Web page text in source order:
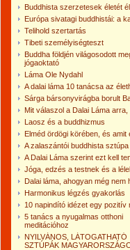
Buddhista szerzetesek életét
Európa sivatagi buddhistái: a
Telihold szertartás
Tibeti személyiségteszt
Buddha földjén világosodott
jógaoktató
Láma Ole Nydahl
A dalai láma 10 tanácsa az
Sárga bársonyvirágba borult
Mit válaszol a Dalai Láma arra,
Laosz és a buddhizmus
Elméd ördögi körében, és amit
A zalaszántói buddhista sztúpa
A Dalai Láma szerint ezt kell
Jóga, edzés a testnek és a
Dalai láma, ahogyan még nem
Harmonikus légzés gyakorlás
10 napindító idézet egy pozitív
5 tanács a nyugalmas otthoni
meditációhoz
NYILVÁNOS, LÁTOGATHATÓ
SZTÚPÁK